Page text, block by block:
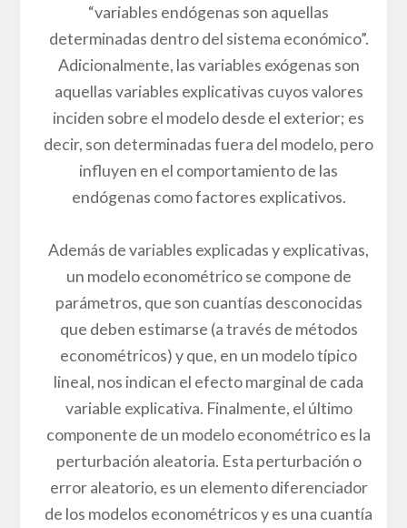
“variables endógenas son aquellas
determinadas dentro del sistema económico”.
Adicionalmente, las variables exógenas son
aquellas variables explicativas cuyos valores
inciden sobre el modelo desde el exterior; es
decir, son determinadas fuera del modelo, pero
influyen en el comportamiento de las
endógenas como factores explicativos.
Además de variables explicadas y explicativas,
un modelo econométrico se compone de
parámetros, que son cuantías desconocidas
que deben estimarse (a través de métodos
econométricos) y que, en un modelo típico
lineal, nos indican el efecto marginal de cada
variable explicativa. Finalmente, el último
componente de un modelo econométrico es la
perturbación aleatoria. Esta perturbación o
error aleatorio, es un elemento diferenciador
de los modelos econométricos y es una cuantía